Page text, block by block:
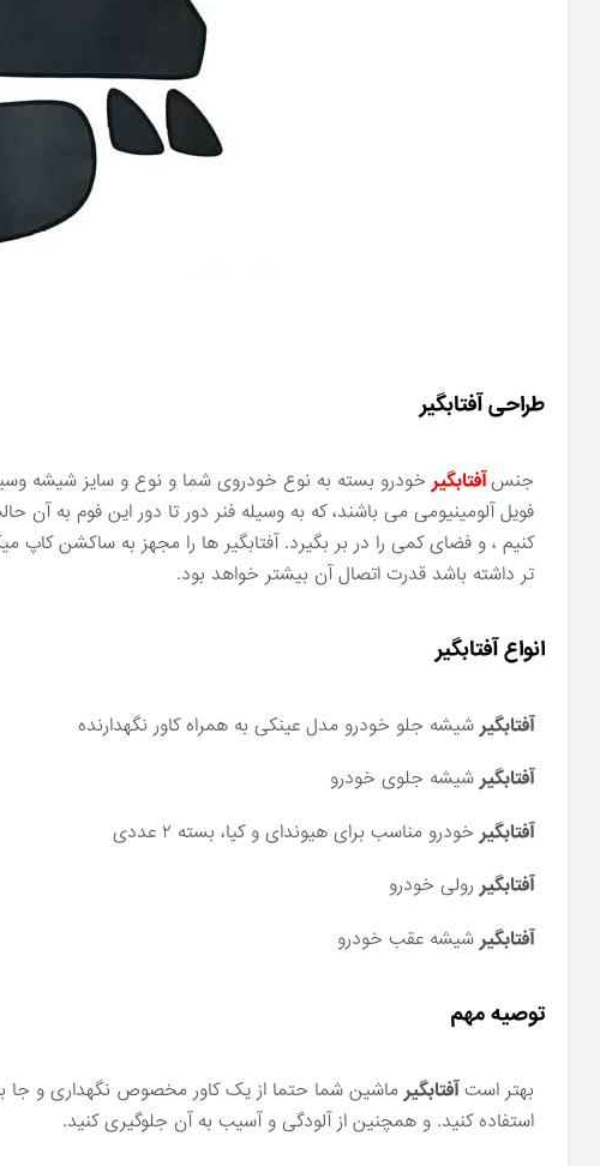
طراحی آفتابگیر
جنس آفتابگیر خودرو بسته به نوع خودروی شما و نوع و سایز شیشه
فویل آلومینیومی می باشند، که به وسیله فنر دور تا دور این فوم به آن
کنیم ، و فضای کمی را در بر بگیرد. آفتابگیر ها را مجهز به ساکشن
تر داشته باشد قدرت اتصال آن بیشتر خواهد بود.
انواع آفتابگیر
آفتابگیر شیشه جلو خودرو مدل عینکی به همراه کاور نگهدارنده
آفتابگیر شیشه جلوی خودرو
آفتابگیر خودرو مناسب برای هیوندای و کیا، بسته ۲ عددی
آفتابگیر رولی خودرو
آفتابگیر شیشه عقب خودرو
توصیه مهم
بهتر استآفتابگیر ماشین شما حتما از یک کاور مخصوص نگهداری و جا
استفاده کنید. و همچنین از آلودگی و آسیب به آن جلوگیری کنید.